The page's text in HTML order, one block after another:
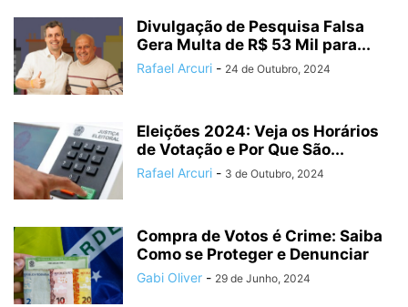
Divulgação de Pesquisa Falsa
Gera Multa de R$ 53 Mil para...
Rafael Arcuri - 24 de Outubro, 2024
Eleições 2024: Veja os Horários
de Votação e Por Que São...
Rafael Arcuri - 3 de Outubro, 2024
Compra de Votos é Crime: Saiba
Como se Proteger e Denunciar
Gabi Oliver - 29 de Junho, 2024